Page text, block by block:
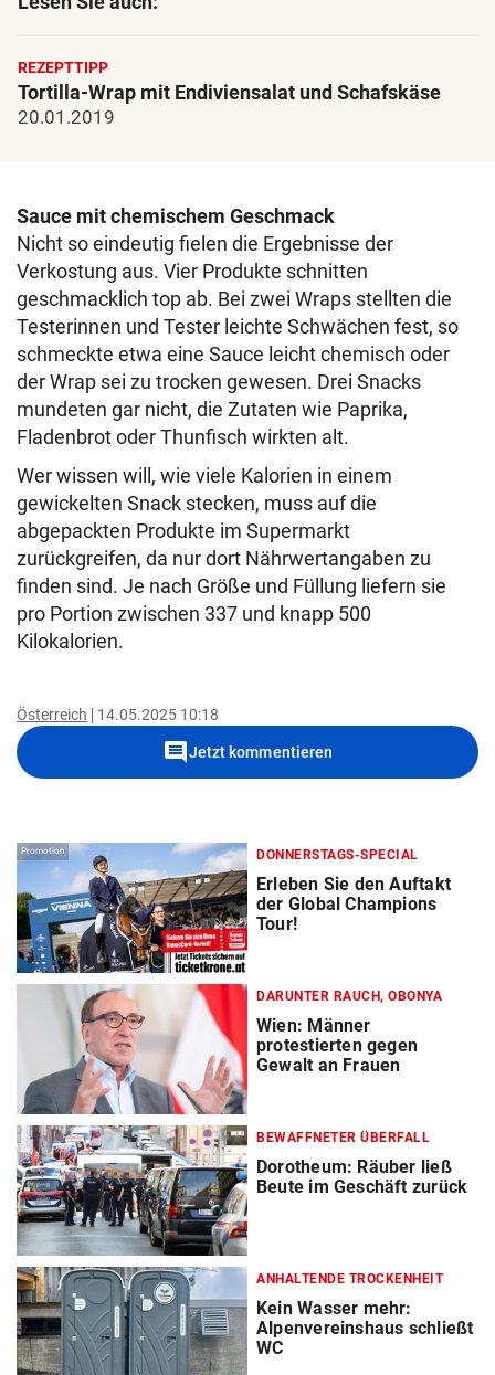
REZEPTTIPP
Tortilla-Wrap mit Endiviensalat und Schafskäse
20.01.2019
Sauce mit chemischem Geschmack
Nicht so eindeutig fielen die Ergebnisse der
Verkostung aus. Vier Produkte schnitten
geschmacklich top ab. Bei zwei Wraps stellten die
Testerinnen und Tester leichte Schwächen fest, so
schmeckte etwa eine Sauce leicht chemisch oder
der Wrap sei zu trocken gewesen. Drei Snacks
mundeten gar nicht, die Zutaten wie Paprika,
Fladenbrot oder Thunfisch wirkten alt.
Wer wissen will, wie viele Kalorien in einem
gewickelten Snack stecken, muss auf die
abgepackten Produkte im Supermarkt
zurückgreifen, da nur dort Nährwertangaben zu
finden sind. Je nach Größe und Füllung liefern sie
pro Portion zwischen 337 und knapp 500
Kilokalorien.
Österreich 14.05.2025 10:18
commentJetzt kommentieren
Promotion DONNERSTAGS-SPECIAL
Erleben Sie den Auftakt
der Global Champions
Tour!
DARUNTER RAUCH, OBONYA
Wien: Männer
protestierten gegen
Gewalt an Frauen
BEWAFFNETER ÜBERFALL
Dorotheum: Räuber ließ
Beute im Geschäft zurück
ANHALTENDE TROCKENHEIT
Kein Wasser mehr:
Alpenvereinshaus schließt
WC